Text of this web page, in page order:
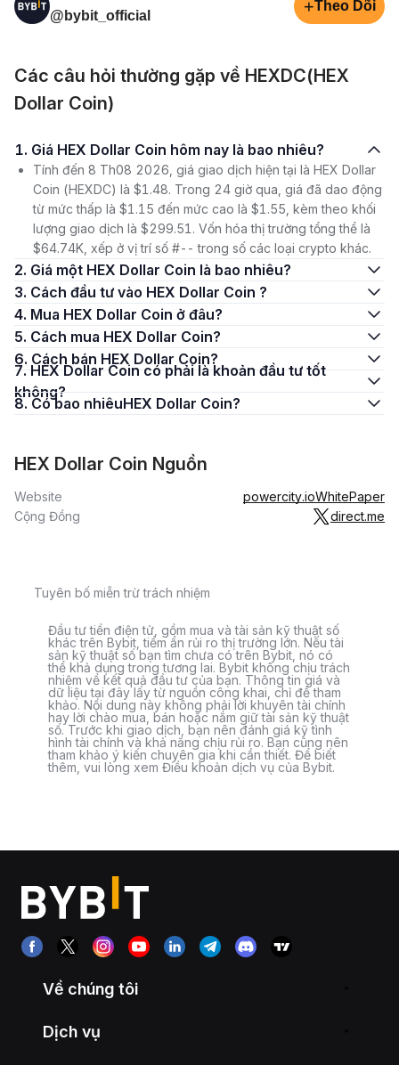
@bybit_official
+Theo Dõi
Các câu hỏi thường gặp về HEXDC(HEX
Dollar Coin)
1. Giá HEX Dollar Coin hôm nay là bao nhiêu?
Tính đến 8 Th08 2026, giá giao dịch hiện tại là HEX Dollar
Coin (HEXDC) là $1.48. Trong 24 giờ qua, giá đã dao động
từ mức thấp là $1.15 đến mức cao là $1.55, kèm theo khối
lượng giao dịch là $299.51. Vốn hóa thị trường tổng thể là
$64.74K, xếp ở vị trí số #-- trong số các loại crypto khác.
2. Giá một HEX Dollar Coin là bao nhiêu?
3. Cách đầu tư vào HEX Dollar Coin ?
4. Mua HEX Dollar Coin ở đâu?
5. Cách mua HEX Dollar Coin?
6. Cách bán HEX Dollar Coin?
7. HEX Dollar Coin có phải là khoản đầu tư tốt
không?
8. Có bao nhiêuHEX Dollar Coin?
HEX Dollar Coin Nguồn
Website powercity.ioWhitePaper
Cộng Đồng
direct.me
Tuyên bố miễn trừ trách nhiệm
Đầu tư tiền điện tử, gồm mua và tài sản kỹ thuật số
khác trên Bybit, tiềm ẩn rủi ro thị trường lớn. Nếu tài
sản kỹ thuật số bạn tìm chưa có trên Bybit, nó có
thể khả dụng trong tương lai. Bybit không chịu trách
nhiệm về kết quả đầu tư của bạn. Thông tin giá và
dữ liệu tại đây lấy từ nguồn công khai, chỉ để tham
khảo. Nội dung này không phải lời khuyên tài chính
hay lời chào mua, bán hoặc nắm giữ tài sản kỹ thuật
số. Trước khi giao dịch, bạn nên đánh giá kỹ tình
hình tài chính và khả năng chịu rủi ro. Bạn cũng nên
tham khảo ý kiến chuyên gia khi cần thiết. Để biết
thêm, vui lòng xem Điều khoản dịch vụ của Bybit.
Về chúng tôi
Dịch vụ